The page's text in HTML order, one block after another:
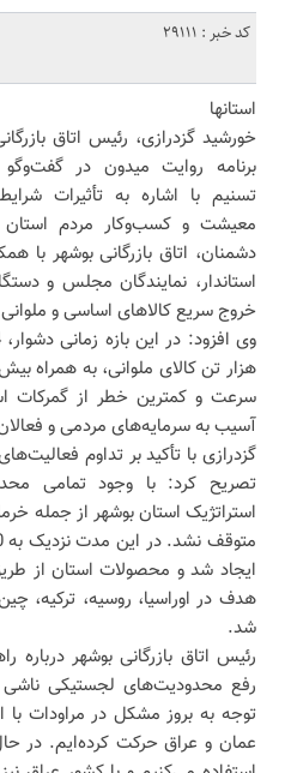
کد خبر : 29111
استانها
خورشید گزدرازی، رئیس اتاق
برنامه روایت میدون در گفت‌وگو
تسنیم با اشاره به تأثیرات
معیشت و کسب‌وکار مردم
دشمنان، اتاق بازرگانی بوشهر با
استاندار، نمایندگان مجلس و
خروج سریع کالاهای اساسی و
سرعت و کمترین خطر از گمرکات
آسیب به سرمایه‌های مردمی و
گزدرازی با تأکید بر تداوم
تصریح کرد: با وجود تمامی
استراتژیک استان بوشهر از جمله
ایجاد شد و محصولات استان از
هدف در اوراسیا، روسیه، ترکیه،
شد.
رئیس اتاق بازرگانی بوشهر درباره
رفع محدودیت‌های لجستیکی ناشی
توجه به بروز مشکل در مراودات با
عمان و عراق حرکت کرده‌ایم. در